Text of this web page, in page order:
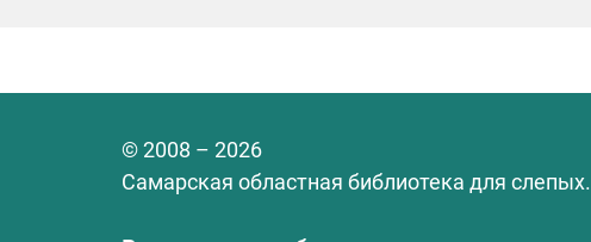
© 2008 – 2026
Самарская областная библиотека для слепых.